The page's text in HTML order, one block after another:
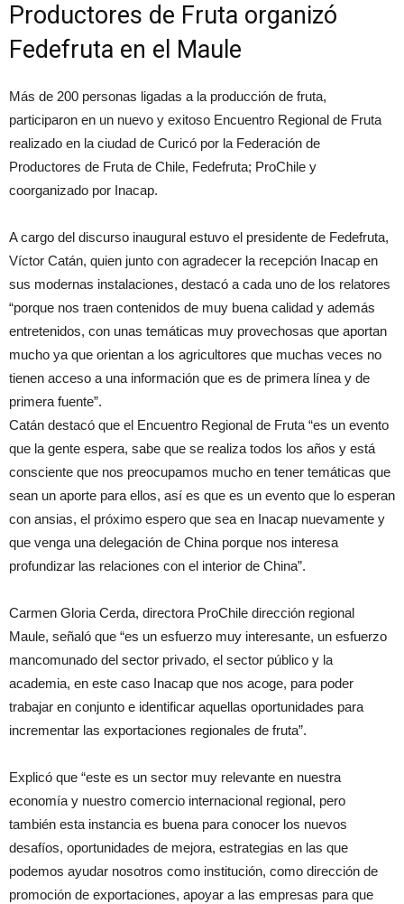
Productores de Fruta organizó
Fedefruta en el Maule
Más de 200 personas ligadas a la producción de fruta,
participaron en un nuevo y exitoso Encuentro Regional de Fruta
realizado en la ciudad de Curicó por la Federación de
Productores de Fruta de Chile, Fedefruta; ProChile y
coorganizado por Inacap.
A cargo del discurso inaugural estuvo el presidente de Fedefruta,
Víctor Catán, quien junto con agradecer la recepción Inacap en
sus modernas instalaciones, destacó a cada uno de los relatores
“porque nos traen contenidos de muy buena calidad y además
entretenidos, con unas temáticas muy provechosas que aportan
mucho ya que orientan a los agricultores que muchas veces no
tienen acceso a una información que es de primera línea y de
primera fuente”.
Catán destacó que el Encuentro Regional de Fruta “es un evento
que la gente espera, sabe que se realiza todos los años y está
consciente que nos preocupamos mucho en tener temáticas que
sean un aporte para ellos, así es que es un evento que lo esperan
con ansias, el próximo espero que sea en Inacap nuevamente y
que venga una delegación de China porque nos interesa
profundizar las relaciones con el interior de China”.
Carmen Gloria Cerda, directora ProChile dirección regional
Maule, señaló que “es un esfuerzo muy interesante, un esfuerzo
mancomunado del sector privado, el sector público y la
academia, en este caso Inacap que nos acoge, para poder
trabajar en conjunto e identificar aquellas oportunidades para
incrementar las exportaciones regionales de fruta”.
Explicó que “este es un sector muy relevante en nuestra
economía y nuestro comercio internacional regional, pero
también esta instancia es buena para conocer los nuevos
desafíos, oportunidades de mejora, estrategias en las que
podemos ayudar nosotros como institución, como dirección de
promoción de exportaciones, apoyar a las empresas para que